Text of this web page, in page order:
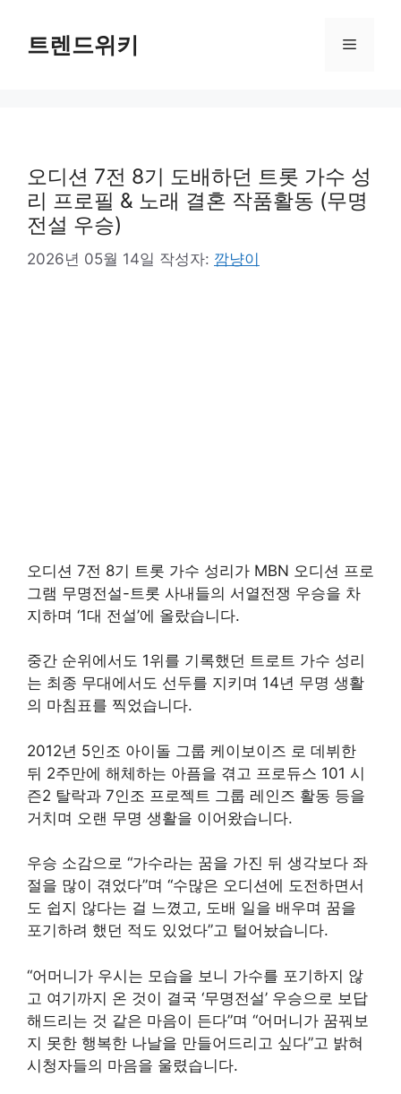
트렌드위키 메
오디션 7전 8기 도배하던 트롯 가수 성
리 프로필 & 노래 결혼 작품활동 (무명
전설 우승)
2026년 05월 14일 작성자: 깜냥이
오디션 7전 8기 트롯 가수 성리가 MBN 오디션 프로
그램 무명전설-트롯 사내들의 서열전쟁 우승을 차
지하며 ‘1대 전설’에 올랐습니다.
중간 순위에서도 1위를 기록했던 트로트 가수 성리
는 최종 무대에서도 선두를 지키며 14년 무명 생활
의 마침표를 찍었습니다.
2012년 5인조 아이돌 그룹 케이보이즈 로 데뷔한
뒤 2주만에 해체하는 아픔을 겪고 프로듀스 101 시
즌2 탈락과 7인조 프로젝트 그룹 레인즈 활동 등을
거치며 오랜 무명 생활을 이어왔습니다.
우승 소감으로 “가수라는 꿈을 가진 뒤 생각보다 좌
절을 많이 겪었다”며 “수많은 오디션에 도전하면서
도 쉽지 않다는 걸 느꼈고, 도배 일을 배우며 꿈을
포기하려 했던 적도 있었다”고 털어놨습니다.
“어머니가 우시는 모습을 보니 가수를 포기하지 않
고 여기까지 온 것이 결국 ‘무명전설’ 우승으로 보답
해드리는 것 같은 마음이 든다”며 “어머니가 꿈꿔보
지 못한 행복한 나날을 만들어드리고 싶다”고 밝혀
시청자들의 마음을 울렸습니다.